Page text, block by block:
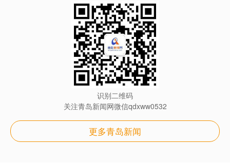
识别二维码
关注青岛新闻网微信qdxww0532
更多青岛新闻